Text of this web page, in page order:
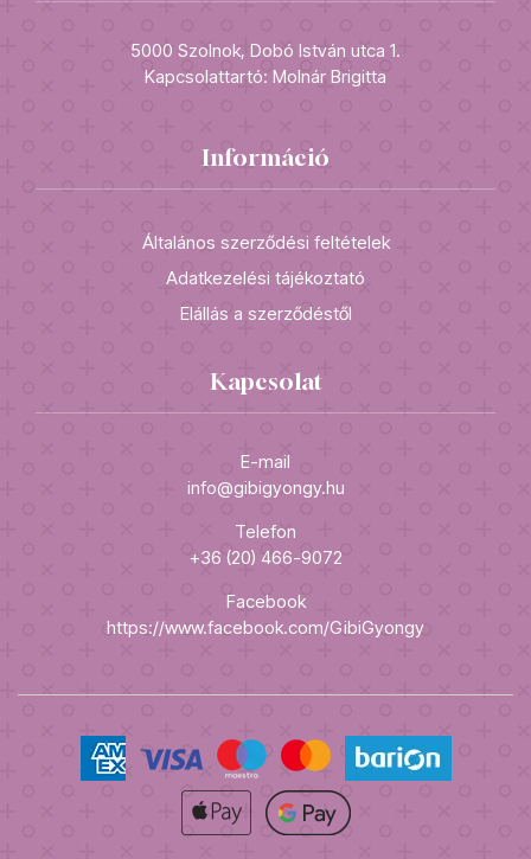
5000 Szolnok, Dobó István utca 1.
Kapcsolattartó: Molnár Brigitta
Információ
Általános szerződési feltételek
Adatkezelési tájékoztató
Elállás a szerződéstől
Kapcsolat
E-mail
info@gibigyongy.hu
Telefon
+36 (20) 466-9072
Facebook
https://www.facebook.com/GibiGyongy